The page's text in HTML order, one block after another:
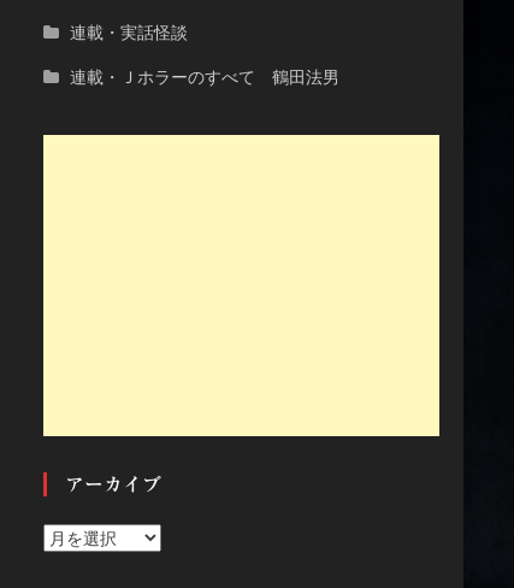
連載・実話怪談
連載・Ｊホラーのすべて 鶴田法男
アーカイブ
ア